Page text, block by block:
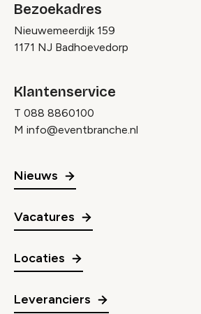
Bezoekadres
Nieuwemeerdijk 159
1171 NJ Badhoevedorp
Klantenservice
T 088 8860100
M info@eventbranche.nl
Nieuws
Vacatures
Locaties
Leveranciers